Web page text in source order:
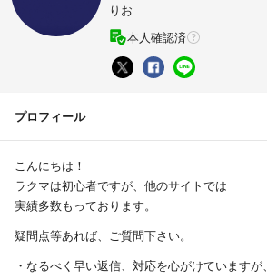
りお
本人確認済
プロフィール
こんにちは！
ラクマは初心者ですが、他のサイトでは
実績多数もっております。
疑問点等あれば、ご質問下さい。
・なるべく早い返信、対応を心がけていますが、